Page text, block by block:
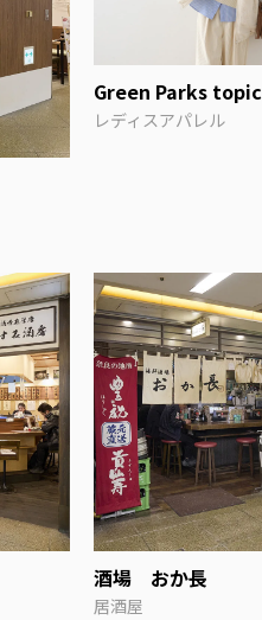
Green Parks topic
レディスアパレル
酒場 おか長
居酒屋